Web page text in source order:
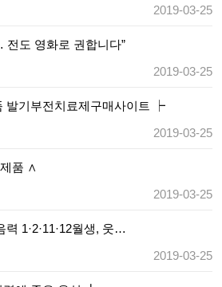
2019-03-25
도 영화로 권합니다”
2019-03-25
발기부전치료제구매사이트 ┝
2019-03-25
품 ∧
2019-03-25
1·2·11·12월생, 웃…
2019-03-25